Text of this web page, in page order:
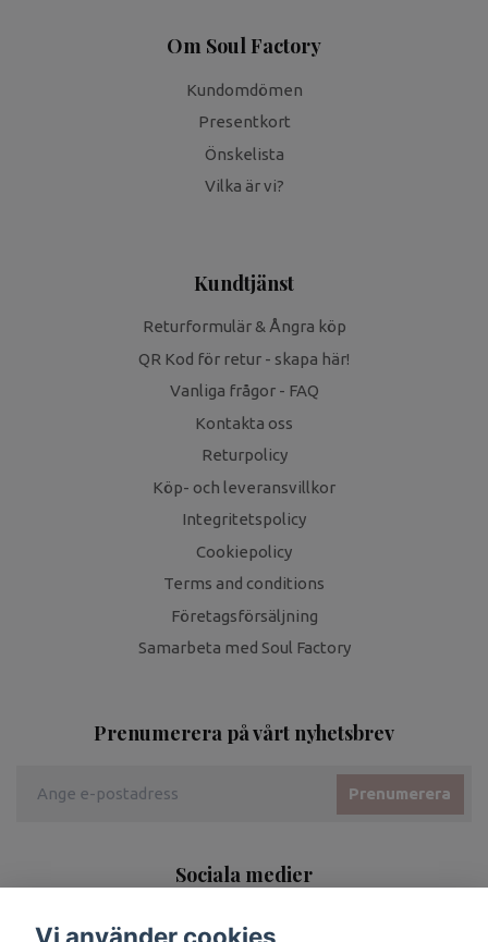
Om Soul Factory
Kundomdömen
Presentkort
Önskelista
Vilka är vi?
Kundtjänst
Returformulär & Ångra köp
QR Kod för retur - skapa här!
Vanliga frågor - FAQ
Kontakta oss
Returpolicy
Köp- och leveransvillkor
Integritetspolicy
Cookiepolicy
Terms and conditions
Företagsförsäljning
Samarbeta med Soul Factory
Prenumerera på vårt nyhetsbrev
Prenumerera
Sociala medier